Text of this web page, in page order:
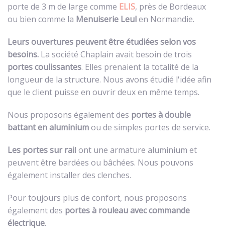
porte de 3 m de large comme ELIS, près de Bordeaux
ou bien comme la Menuiserie Leulen Normandie.
Leurs ouvertures peuvent être étudiées selon vos
besoins. La société Chaplain avait besoin de trois
portes coulissantes. Elles prenaient la totalité de la
longueur de la structure. Nous avons étudié l'idée afin
que le client puisse en ouvrir deux en même temps.
Nous proposons également des portes à double
battant en aluminiumou de simples portes de service.
Les portes sur rail ont une armature aluminium et
peuvent être bardées ou bâchées. Nous pouvons
également installer des clenches.
Pour toujours plus de confort, nous proposons
également des portes à rouleau avec commande
électrique.